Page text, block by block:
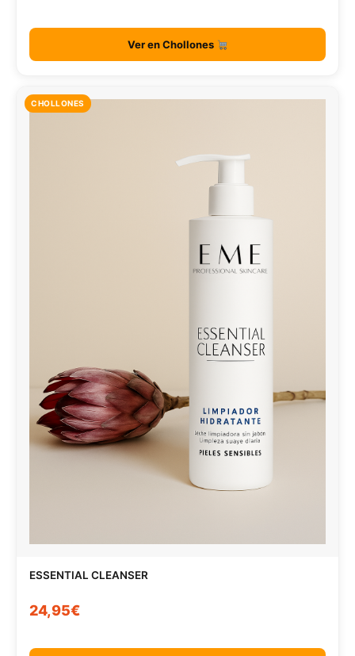
Ver en Chollones
CHOLLONES
ESSENTIAL CLEANSER
24,95€